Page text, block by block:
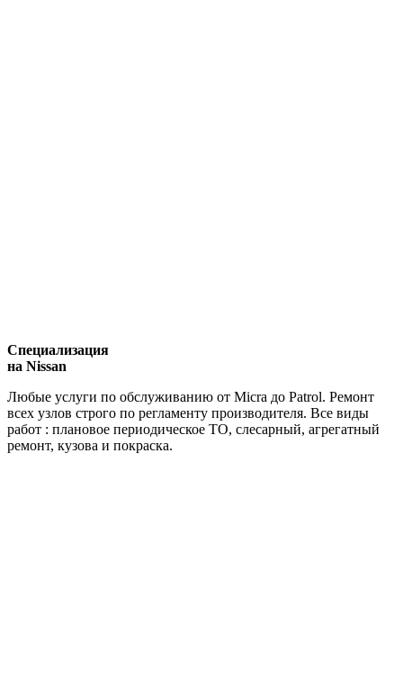
Специализация
на Nissan
Любые услуги по обслуживанию от Micra до Patrol. Ремонт
всех узлов строго по регламенту производителя. Все виды
работ : плановое периодическое ТО, слесарный, агрегатный
ремонт, кузова и покраска.